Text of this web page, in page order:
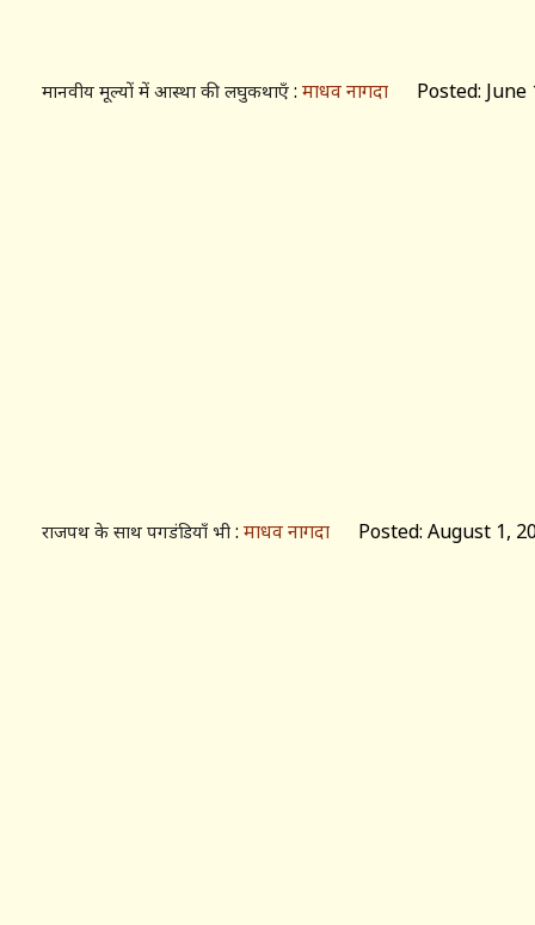
मानवीय मूल्यों में आस्था की लघुकथाएँ : माधव नागदा Posted: June
राजपथ के साथ पगडंडियाँ भी : माधव नागदा Posted: August 1,